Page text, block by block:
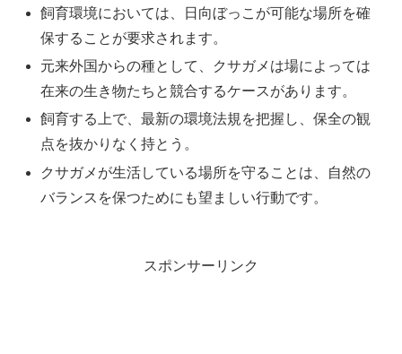
飼育環境においては、日向ぼっこが可能な場所を確
保することが要求されます。
元来外国からの種として、クサガメは場によっては
在来の生き物たちと競合するケースがあります。
飼育する上で、最新の環境法規を把握し、保全の観
点を抜かりなく持とう。
クサガメが生活している場所を守ることは、自然の
バランスを保つためにも望ましい行動です。
スポンサーリンク